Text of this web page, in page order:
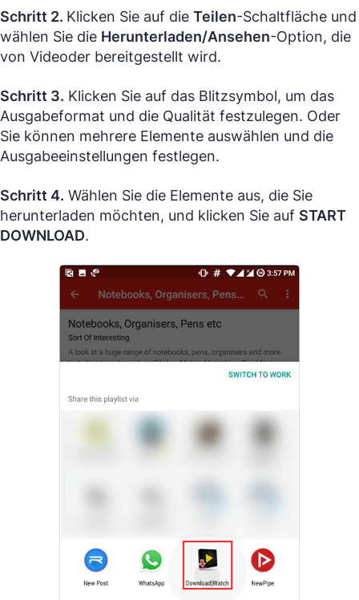
Schritt 2. Klicken Sie auf die Teilen-Schaltfläche und
wählen Sie die Herunterladen/Ansehen-Option, die
von Videoder bereitgestellt wird.
Schritt 3. Klicken Sie auf das Blitzsymbol, um das
Ausgabeformat und die Qualität festzulegen. Oder
Sie können mehrere Elemente auswählen und die
Ausgabeeinstellungen festlegen.
Schritt 4. Wählen Sie die Elemente aus, die Sie
herunterladen möchten, und klicken Sie auf START
DOWNLOAD.